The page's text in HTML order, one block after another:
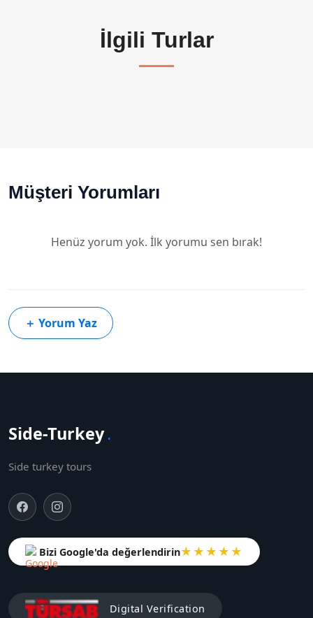
İlgili Turlar
Müşteri Yorumları
Henüz yorum yok. İlk yorumu sen bırak!
＋ Yorum Yaz
Side-Turkey.
Side turkey tours
Bizi Google'da değerlendirin★★★★★
Digital Verification